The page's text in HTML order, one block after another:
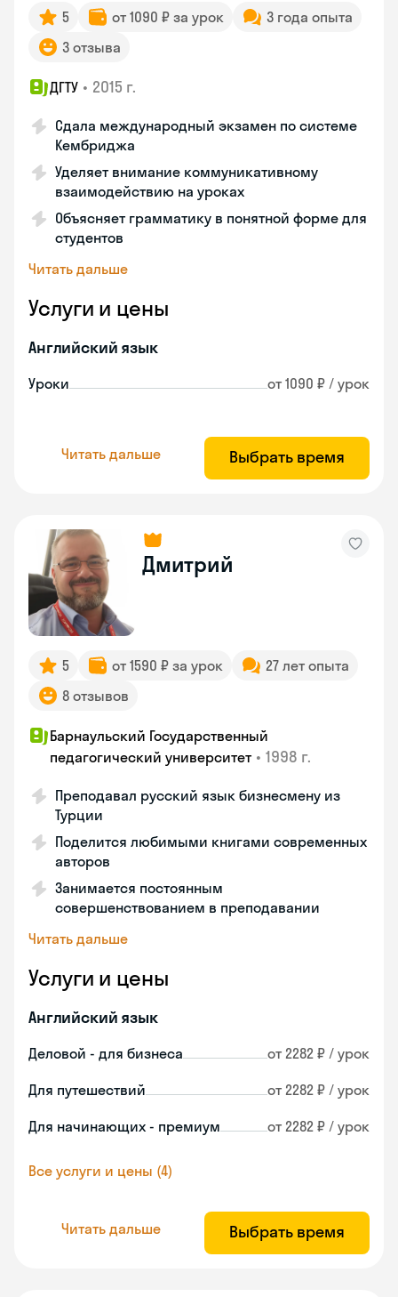
5 от 1090 ₽ за урок
3 года опыта
3 отзыва
ДГТУ • 2015 г.
Сдала международный экзамен по системе
Кембриджа
Уделяет внимание коммуникативному
взаимодействию на уроках
Объясняет грамматику в понятной форме для
студентов
Читать дальше
Услуги и цены
Английский язык
Уроки от 1090 ₽ / урок
Читать дальше Выбрать время
Дмитрий
5 от 1590 ₽ за урок
27 лет опыта
8 отзывов
Барнаульский Государственный
педагогический университет • 1998 г.
Преподавал русский язык бизнесмену из
Турции
Поделится любимыми книгами современных
авторов
Занимается постоянным
совершенствованием в преподавании
Читать дальше
Услуги и цены
Английский язык
Деловой - для бизнеса от 2282 ₽ / урок
Для путешествий от 2282 ₽ / урок
Для начинающих - премиум от 2282 ₽ / урок
Все услуги и цены (4)
Читать дальше Выбрать время